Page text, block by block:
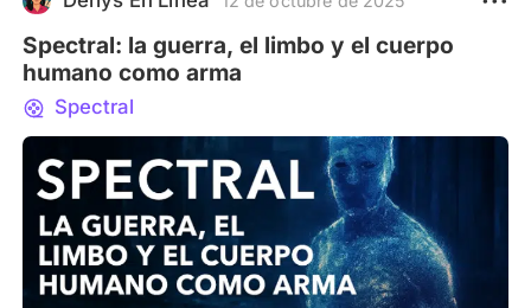
Spectral: la guerra, el limbo y el cuerpo
humano como arma
Spectral